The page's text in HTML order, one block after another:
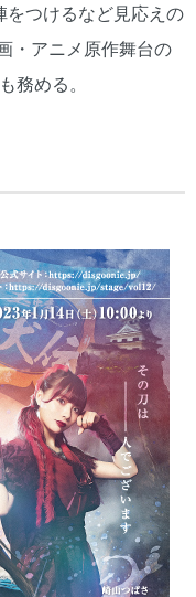
つけるなど見応えの
・アニメ原作舞台の
務める。